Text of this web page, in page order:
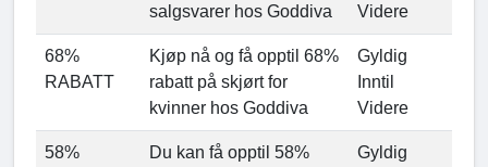
salgsvarer hos Goddiva
Videre
68%
RABATT
Kjøp nå og få opptil 68%
rabatt på skjørt for
kvinner hos Goddiva
Gyldig
Inntil
Videre
58%
Du kan få opptil 58%
Gyldig